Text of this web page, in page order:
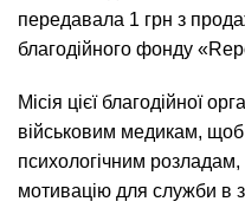
передавала 1 грн з
благодійного фонду
Місія цієї благодійної
військовим медикам, щоб
психологічним
мотивацію для служби в